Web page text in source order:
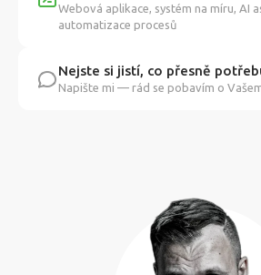
Webová aplikace, systém na míru, AI
automatizace procesů
Nejste si jistí, co přesně
Napište mi — rád se pobavím o